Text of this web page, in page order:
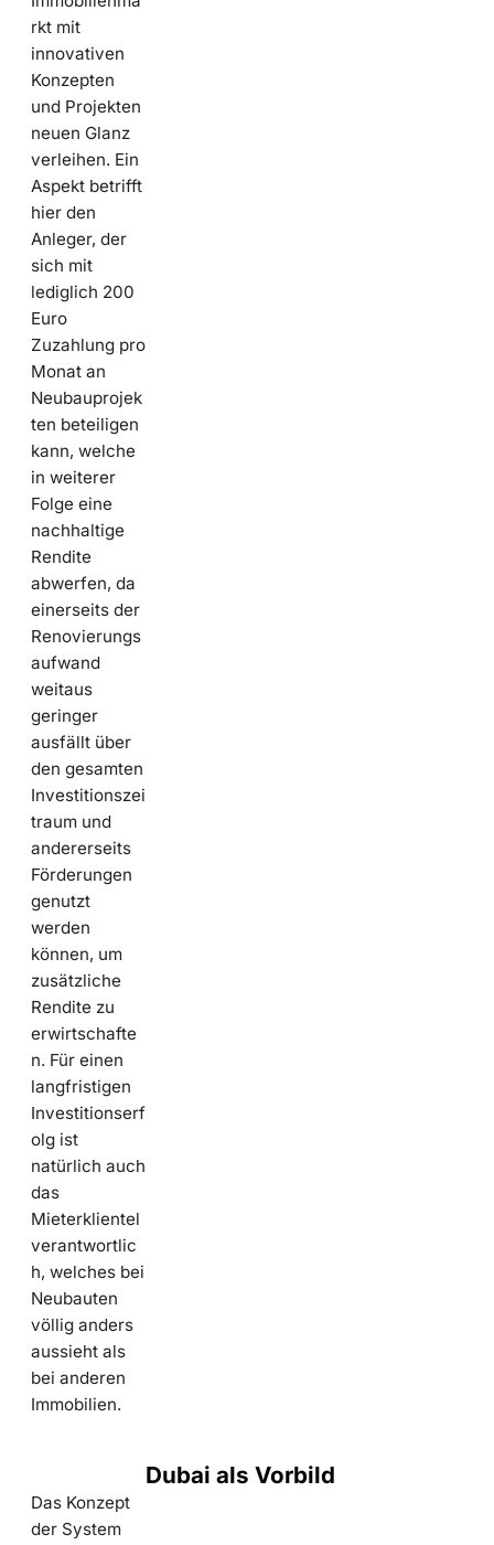
rkt mit
innovativen
Konzepten
und Projekten
neuen Glanz
verleihen. Ein
Aspekt betrifft
hier den
Anleger, der
sich mit
lediglich 200
Euro
Zuzahlung pro
Monat an
Neubauprojek
ten beteiligen
kann, welche
in weiterer
Folge eine
nachhaltige
Rendite
abwerfen, da
einerseits der
Renovierungs
aufwand
weitaus
geringer
ausfällt über
den gesamten
Investitionszei
traum und
andererseits
Förderungen
genutzt
werden
können, um
zusätzliche
Rendite zu
erwirtschafte
n. Für einen
langfristigen
Investitionserf
olg ist
natürlich auch
das
Mieterklientel
verantwortlic
h, welches bei
Neubauten
völlig anders
aussieht als
bei anderen
Immobilien.
Das Konzept
der System
Dubai als Vorbild